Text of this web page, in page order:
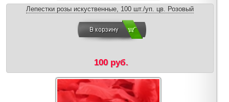
Лепестки розы искуственные, 100 шт./уп. цв. Розовый
100 руб.